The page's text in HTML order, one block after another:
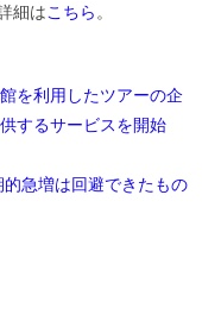
細はこちら 。
を利用したツアーの企
するサービスを開始
急増は回避できたもの